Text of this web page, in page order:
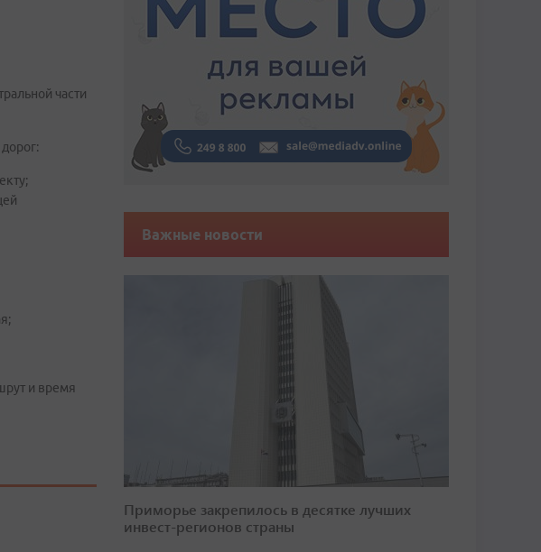
части
и время
Важные новости
Приморье закрепилось в десятке лучших
инвест-регионов страны